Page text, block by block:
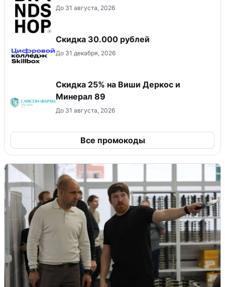
До 31 августа, 2026
Скидка 30.000 рублей
До 31 декабря, 2026
Скидка 25% на Виши Деркос и
Минерал 89
До 31 августа, 2026
Все промокоды